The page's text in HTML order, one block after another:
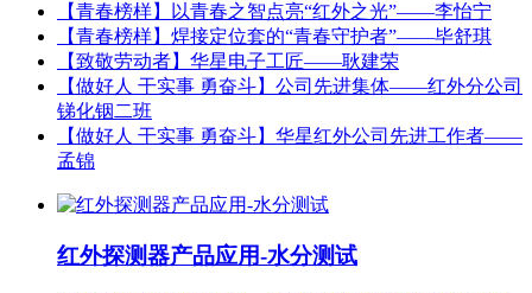
【青春榜样】以青春之智点亮“红外之光”——李怡宁
【青春榜样】焊接定位套的“青春守护者”——毕舒琪
【致敬劳动者】华星电子工匠——耿建荣
【做好人 干实事 勇奋斗】公司先进集体——红外分公司
锑化铟二班
【做好人 干实事 勇奋斗】华星红外公司先进工作者——
孟锦
红外探测器产品应用-水分测试